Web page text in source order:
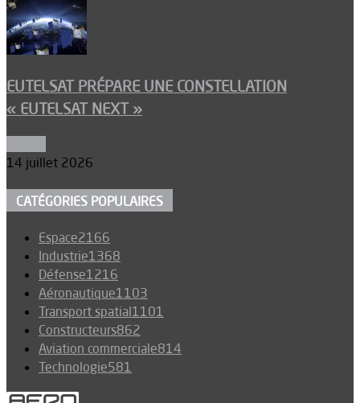
EUTELSAT PRÉPARE UNE CONSTELLATION
« EUTELSAT NEXT »
14 juillet 2026
CATÉGORIES POPULAIRES
Espace2166
Industrie1368
Défense1216
Aéronautique1103
Transport spatial1101
Constructeurs862
Aviation commerciale814
Technologie581